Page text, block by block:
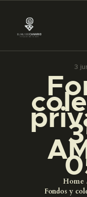
3
Home
Fondos y
█
EL